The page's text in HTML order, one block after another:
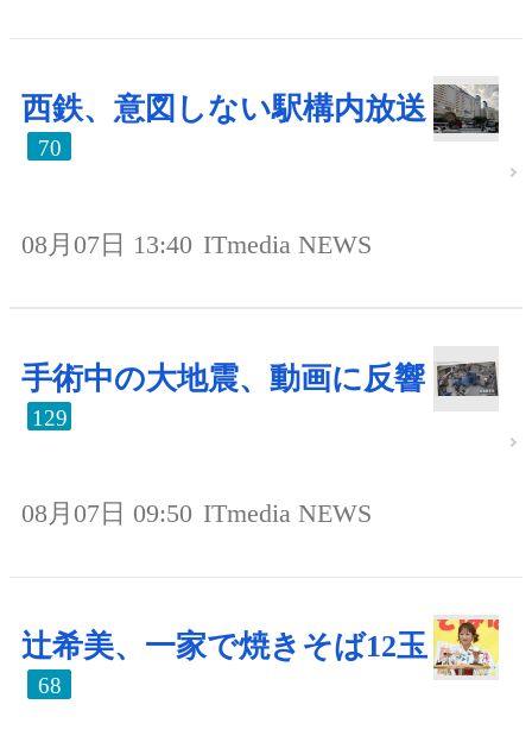
西鉄、意図しない駅構内放送
70
08月07日 13:40 ITmedia NEWS
手術中の大地震、動画に反響
129
08月07日 09:50 ITmedia NEWS
辻希美、一家で焼きそば12玉
68